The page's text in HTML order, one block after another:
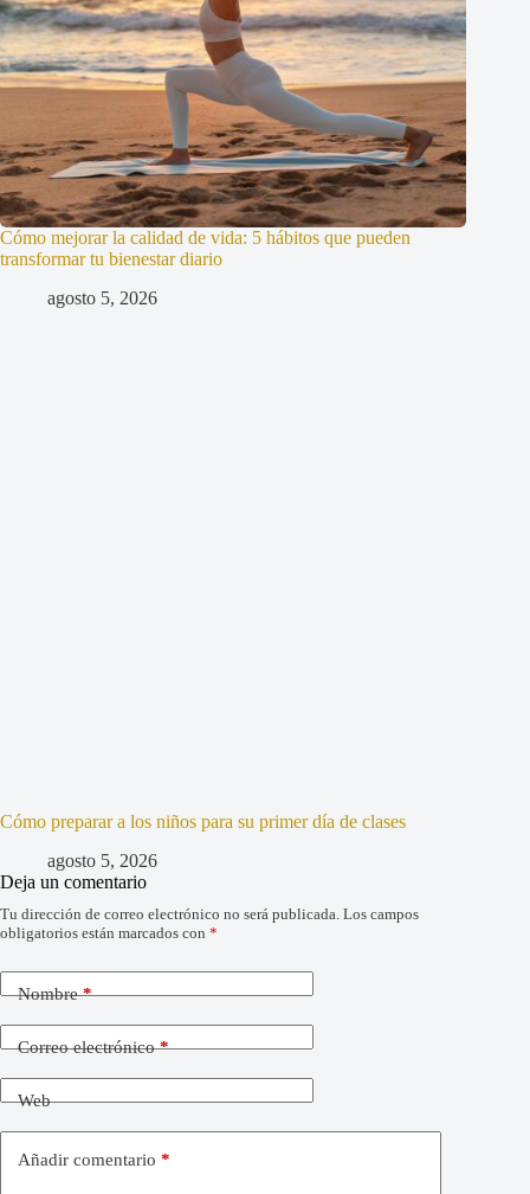
Cómo mejorar la calidad de vida: 5 hábitos que pueden
transformar tu bienestar diario
agosto 5, 2026
Cómo preparar a los niños para su primer día de clases
agosto 5, 2026
Deja un comentario
Tu dirección de correo electrónico no será publicada. Los campos
obligatorios están marcados con *
Nombre*
Correo electrónico*
Web
Añadir comentario *